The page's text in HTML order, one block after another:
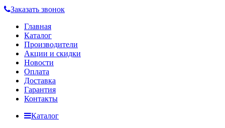
Заказать звонок
Главная
Каталог
Производители
Акции и скидки
Новости
Оплата
Доставка
Гарантия
Контакты
Каталог